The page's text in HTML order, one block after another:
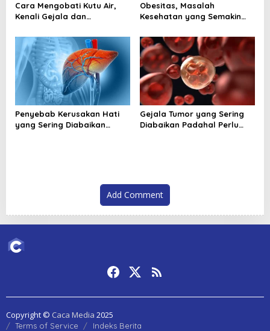
Cara Mengobati Kutu Air,
Kenali Gejala dan
Sejak Awal
Obesitas, Masalah
Kesehatan yang Semakin
Modern
Penyebab Kerusakan Hati
yang Sering Diabaikan
Gejala Tumor yang Sering
Diabaikan Padahal Perlu
Add Comment
Copyright © Caca Media 2025
Terms of Service Indeks Berita